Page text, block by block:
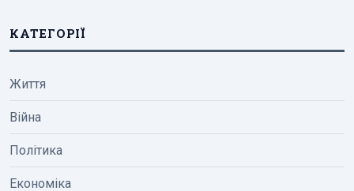
КАТЕГОРІЇ
Життя
Війна
Політика
Економіка